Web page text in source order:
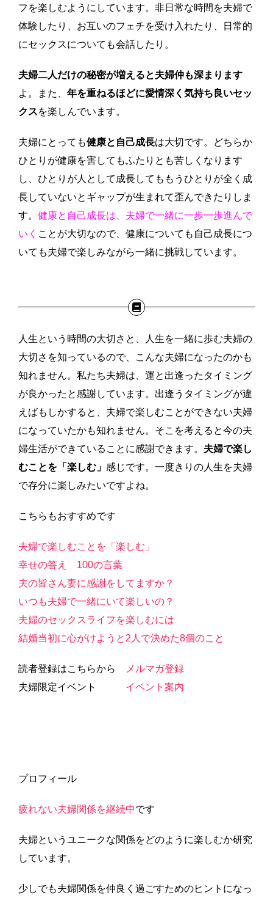
フを楽しむようにしています。非日常な時間を夫婦で
体験したり、お互いのフェチを受け入れたり、日常的
にセックスについても会話したり。
夫婦二人だけの秘密が増えると夫婦仲も深まります
よ。また、 年を重ねるほどに愛情深く気持ち良いセッ
クスを楽しんでいます。
夫婦にとっても健康と自己成長は大切です。どちらか
ひとりが健康を害してもふたりとも苦しくなります
し、ひとりが人として成長してももうひとりが全く成
長していないとギャップが生まれて歪んできたりしま
す。 健康と自己成長は、夫婦で一緒に一歩一歩進んで
いく ことが大切なので、健康についても自己成長につ
いても夫婦で楽しみながら一緒に挑戦しています。
人生という時間の大切さと、人生を一緒に歩む夫婦の
大切さを知っているので、こんな夫婦になったのかも
知れません。私たち夫婦は、運と出逢ったタイミング
が良かったと感謝しています。出逢うタイミングが違
えばもしかすると、夫婦で楽しむことができない夫婦
になっていたかも知れません。そこを考えると今の夫
婦生活ができていることに感謝できます。 夫婦で楽し
むことを「楽しむ」 感じです。一度きりの人生を夫婦
で存分に楽しみたいですよね。
こちらもおすすめです
夫婦で楽しむことを「楽しむ」
幸せの答え 100の言葉
夫の皆さん妻に感謝をしてますか？
いつも夫婦で一緒にいて楽しいの？
夫婦のセックスライフを楽しむには
結婚当初に心がけようと2人で決めた8個のこと
読者登録はこちらから
メルマガ登録
夫婦限定イベント イベント案内
プロフィール
疲れない夫婦関係を継続中です
夫婦というユニークな関係をどのように楽しむか研究
しています。
少しでも夫婦関係を仲良く過ごすためのヒントになっ